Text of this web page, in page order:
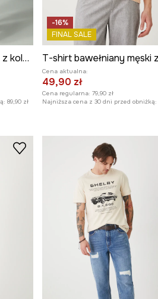
T-shirt bawełniany męski z kolekcji Medicine x Słowiński Park Narodowy kolor biały
89,90 zł
-16%
FINAL SALE
Cena aktualna:
49,90 zł
Cena regularna: 79,90 zł
Najniższa cena z 30 dni przed obniżką: